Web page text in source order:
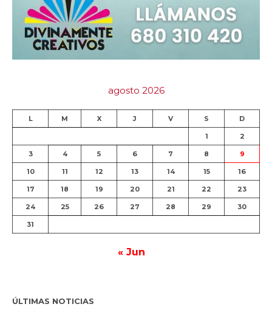
agosto 2026
L M X J V S D
1 2
3 4 5 6 7 8 9
10 11 12 13 14 15 16
17 18 19 20 21 22 23
24 25 26 27 28 29 30
31
« Jun
ÚLTIMAS NOTICIAS